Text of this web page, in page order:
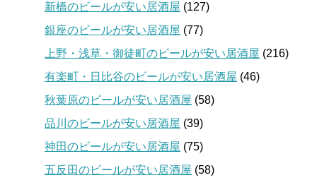
新橋のビールが安い居酒屋 (127)
銀座のビールが安い居酒屋 (77)
上野・浅草・御徒町のビールが安い居酒屋 (216)
有楽町・日比谷のビールが安い居酒屋 (46)
秋葉原のビールが安い居酒屋 (58)
品川のビールが安い居酒屋 (39)
神田のビールが安い居酒屋 (75)
五反田のビールが安い居酒屋 (58)